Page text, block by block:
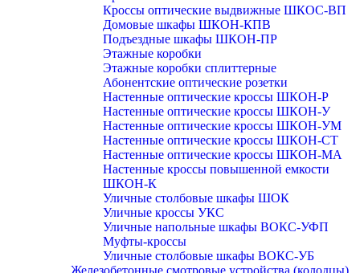
Кроссы оптические выдвижные ШКОС-ВП
Домовые шкафы ШКОН-КПВ
Подъездные шкафы ШКОН-ПР
Этажные коробки
Этажные коробки сплиттерные
Абонентские оптические розетки
Настенные оптические кроссы ШКОН-Р
Настенные оптические кроссы ШКОН-У
Настенные оптические кроссы ШКОН-УМ
Настенные оптические кроссы ШКОН-СТ
Настенные оптические кроссы ШКОН-МА
Настенные кроссы повышенной емкости
ШКОН-К
Уличные столбовые шкафы ШОК
Уличные кроссы УКС
Уличные напольные шкафы ВОКС-УФП
Муфты-кроссы
Уличные столбовые шкафы ВОКС-УБ
Железобетонные смотровые устройства (колодцы)